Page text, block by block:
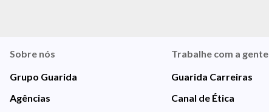
Sobre nós
Grupo Guarida
Agências
Trabalhe com a gente
Guarida Carreiras
Canal de Ética